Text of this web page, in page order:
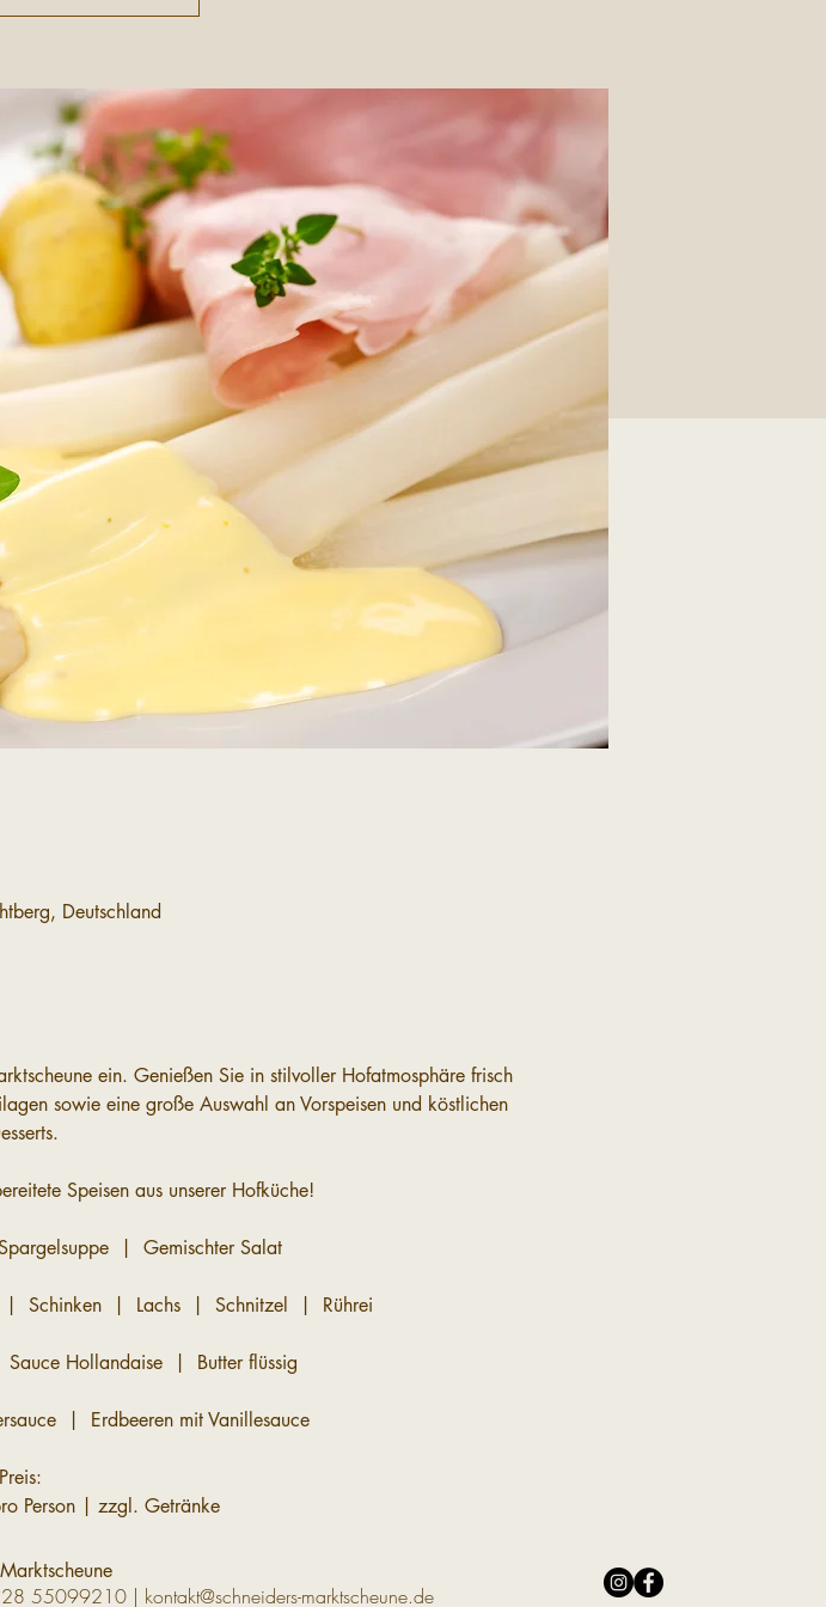
Deutschland
ein. Genießen Sie in stilvoller Hofatmosphäre frisch
sowie eine große Auswahl an Vorspeisen und köstlichen
Speisen aus unserer Hofküche!
|  Gemischter Salat
Schinken  |  Lachs  |  Schnitzel  |  Rührei
Hollandaise  |  Butter flüssig
|  Erdbeeren mit Vanillesauce
Preis:
Person | zzgl. Getränke
55099210| kontakt@schneiders-marktscheune.de